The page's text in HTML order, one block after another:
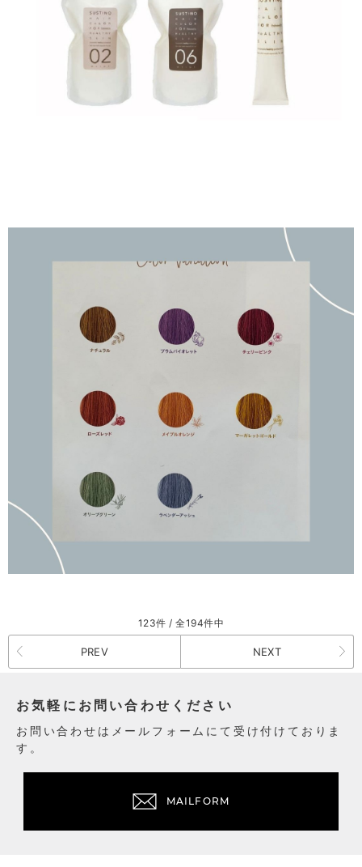
123件 / 全194件中
PREV NEXT
お気軽にお問い合わせください
お問い合わせはメールフォームにて受け付けておりま
す。
MAILFORM